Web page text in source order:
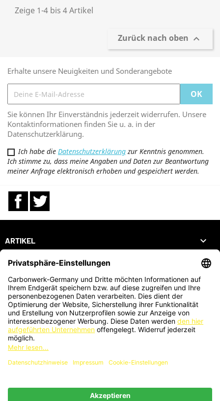
Zeige 1-4 bis 4 Artikel
Zurück nach oben 
Erhalte unsere Neuigkeiten und Sonderangebote
Sie können Ihr Einverständnis jederzeit widerrufen. Unsere
Kontaktinformationen finden Sie u. a. in der
Datenschutzerklärung.
Ich habe die Datenschutzerklärung zur Kenntnis genommen.
Ich stimme zu, dass meine Angaben und Daten zur Beantwortung
meiner Anfrage elektronisch erhoben und gespeichert werden.
Facebook
ARTIKEL 
UNTERNEHMEN 
DEIN KONTO 
SHOP